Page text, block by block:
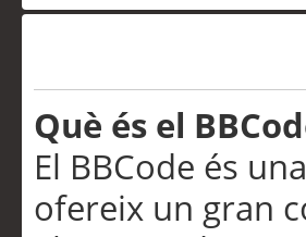
Què és el
El BBCode és
ofereix un gran